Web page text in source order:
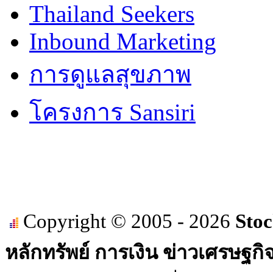
Thailand Seekers
Inbound Marketing
การดูแลสุขภาพ
โครงการ Sansiri
Copyright © 2005 - 2026
หลักทรัพย์ การเงิน ข่าวเศรษฐกิ